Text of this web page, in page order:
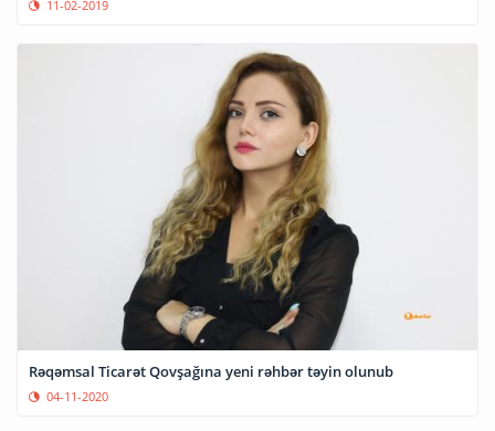
11-02-2019
Rəqəmsal Ticarət Qovşağına yeni rəhbər təyin olunub
04-11-2020